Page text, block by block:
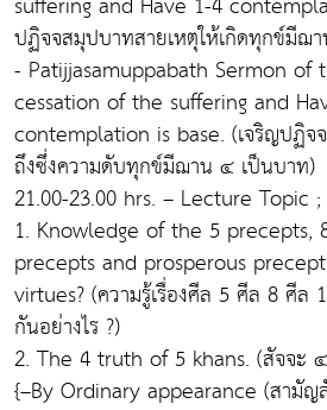
ปฏิจจสมุปบาทสายเหตุให้เกิดทุกข์มีฌ
- Patijjasamuppabath Sermon of
cessation of the suffering and
contemplation is base. (เจริญปฏิจ
ถึงซึ่งความดับทุกข์มีฌาน ๔ เป็นบาท)
21.00-23.00 hrs. – Lecture Topic ;
1. Knowledge of the 5 precepts,
precepts and prosperous
virtues? (ความรู้เรื่องศีล 5 ศีล 8 ศีล
กันอย่างไร ?)
2. The 4 truth of 5 khans. (สัจจะ
{–By Ordinary appearance (สามั